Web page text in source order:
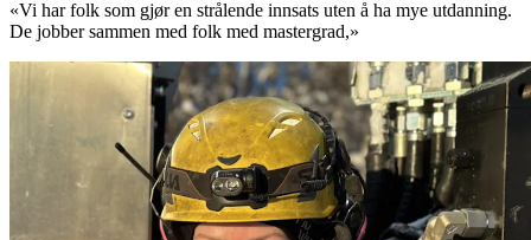
«Vi har folk som gjør en strålende innsats uten å ha mye utdanning.
De jobber sammen med folk med mastergrad,»